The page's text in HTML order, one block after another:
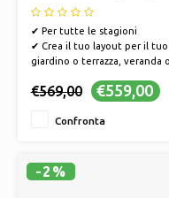
Sezione angolare
✔ Per tutte le stagioni
✔ Crea il tuo layout per il tuo
giardino o terrazza, veranda o
✔ Composizione modulare
di facile manutenzione
colori
€569,00 €559,00
Confronta
-2%